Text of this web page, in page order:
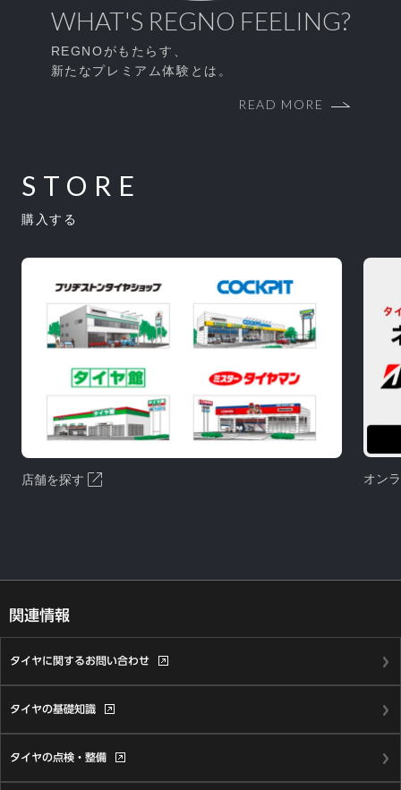
WHAT'S REGNO FEELING?
REGNOがもたらす、
新たなプレミアム体験とは。
READ MORE
STORE
購入する
店舗を探す open_in_new オン
関連情報
タイヤに関するお問い合わせ
タイヤの基礎知識
タイヤの点検・整備